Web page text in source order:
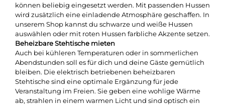
können beliebig eingesetzt werden. Mit passenden Hussen
wird zusätzlich eine einladende Atmosphäre geschaffen. In
unserem Shop kannst du schwarze und weiße Hussen
auswählen oder mit roten Hussen farbliche Akzente setzen.
Beheizbare Stehtische mieten
Auch bei kühleren Temperaturen oder in sommerlichen
Abendstunden soll es für dich und deine Gäste gemütlich
bleiben. Die elektrisch betriebenen beheizbaren
Stehtische sind eine optimale Ergänzung für jede
Veranstaltung im Freien. Sie geben eine wohlige Wärme
ab, strahlen in einem warmen Licht und sind optisch ein